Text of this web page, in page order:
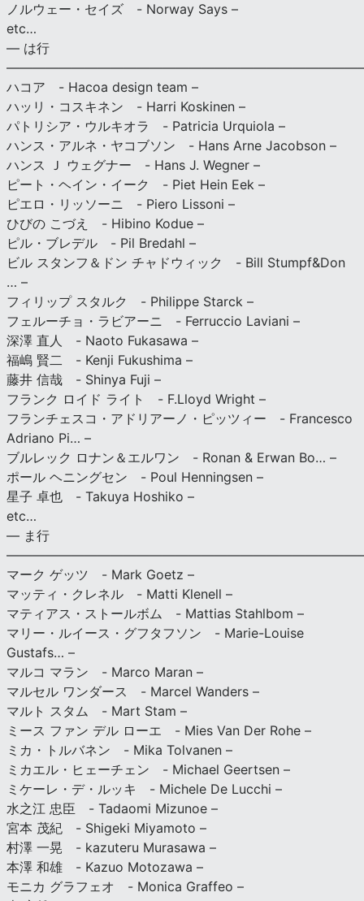
ノルウェー・セイズ - Norway Says –
etc…
— は行
ハコア - Hacoa design team –
ハッリ・コスキネン - Harri Koskinen –
パトリシア・ウルキオラ - Patricia Urquiola –
ハンス・アルネ・ヤコブソン - Hans Arne Jacobson –
ハンス Ｊ ウェグナー - Hans J. Wegner –
ピート・ヘイン・イーク - Piet Hein Eek –
ピエロ・リッソーニ - Piero Lissoni –
ひびの こづえ - Hibino Kodue –
ピル・ブレデル - Pil Bredahl –
ビル スタンフ＆ドン チャドウィック - Bill Stumpf&Don
… –
フィリップ スタルク - Philippe Starck –
フェルーチョ・ラビアーニ - Ferruccio Laviani –
深澤 直人 - Naoto Fukasawa –
福嶋 賢二 - Kenji Fukushima –
藤井 信哉 - Shinya Fuji –
フランク ロイド ライト - F.Lloyd Wright –
フランチェスコ・アドリアーノ・ピッツィー - Francesco
Adriano Pi… –
ブルレック ロナン＆エルワン - Ronan & Erwan Bo… –
ポール ヘニングセン - Poul Henningsen –
星子 卓也 - Takuya Hoshiko –
etc…
— ま行
マーク ゲッツ - Mark Goetz –
マッティ・クレネル - Matti Klenell –
マティアス・ストールボム - Mattias Stahlbom –
マリー・ルイース・グフタフソン - Marie-Louise
Gustafs… –
マルコ マラン - Marco Maran –
マルセル ワンダース - Marcel Wanders –
マルト スタム - Mart Stam –
ミース ファン デル ローエ - Mies Van Der Rohe –
ミカ・トルバネン - Mika Tolvanen –
ミカエル・ヒェーチェン - Michael Geertsen –
ミケーレ・デ・ルッキ - Michele De Lucchi –
水之江 忠臣 - Tadaomi Mizunoe –
宮本 茂紀 - Shigeki Miyamoto –
村澤 一晃 - kazuteru Murasawa –
本澤 和雄 - Kazuo Motozawa –
モニカ グラフェオ - Monica Graffeo –